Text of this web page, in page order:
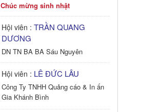
Chúc mừng sinh nhật
Hội viên :TRẦN QUANG
DƯƠNG
DN TN BA BA Sáu Nguyên
Hội viên : LÊ ĐỨC LÂU
Công Ty TNHH Quảng cáo & In ấn
Gia Khánh Bình